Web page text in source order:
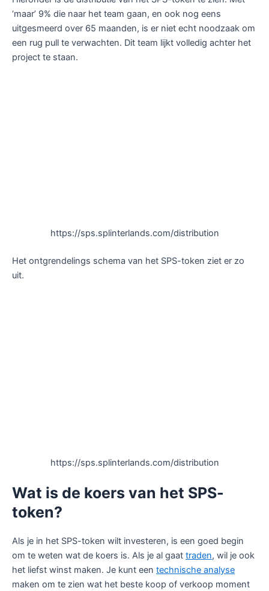
‘maar’ 9% die naar het team gaan, en ook nog eens
uitgesmeerd over 65 maanden, is er niet echt noodzaak om
een rug pull te verwachten. Dit team lijkt volledig achter het
project te staan.
https://sps.splinterlands.com/distribution
Het ontgrendelings schema van het SPS-token ziet er zo
uit.
https://sps.splinterlands.com/distribution
Wat is de koers van het SPS-
token?
Als je in het SPS-token wilt investeren, is een goed begin
om te weten wat de koers is. Als je al gaat traden, wil je ook
het liefst winst maken. Je kunt een technische analyse
maken om te zien wat het beste koop of verkoop moment